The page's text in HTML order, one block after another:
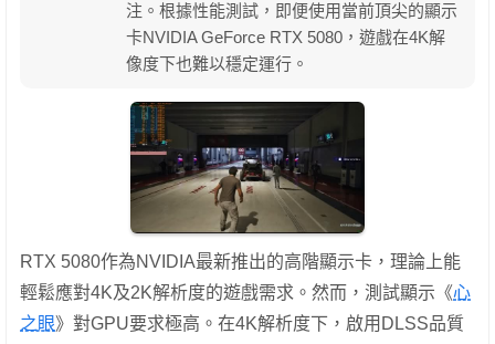
注。根據性能測試，即便使用當前頂尖的顯示
卡NVIDIA GeForce RTX 5080，遊戲在4K解
像度下也難以穩定運行。
RTX 5080作為NVIDIA最新推出的高階顯示卡，理論上能
輕鬆應對4K及2K解析度的遊戲需求。然而，測試顯示《心
之眼》對GPU要求極高。在4K解析度下，啟用DLSS品質